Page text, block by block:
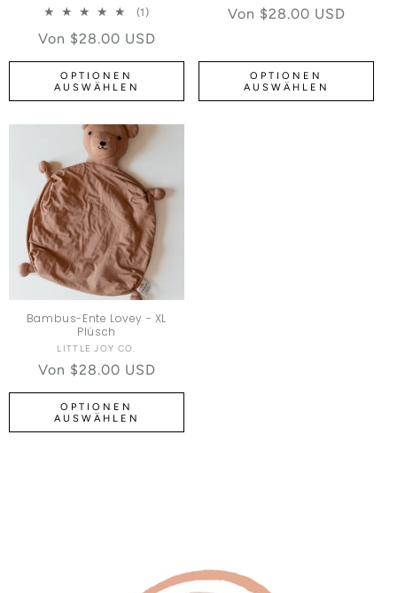
(1)1 Bewertungen insgesamt
Normaler Preis
Von $28.00 USD
OPTIONEN
AUSWÄHLEN
Normaler Preis
Von $28.00 USD
OPTIONEN
AUSWÄHLEN
Bambus-Ente Lovey - XL
Plüsch
Anbieter:
LITTLE JOY CO.
Normaler Preis
Von $28.00 USD
OPTIONEN
AUSWÄHLEN